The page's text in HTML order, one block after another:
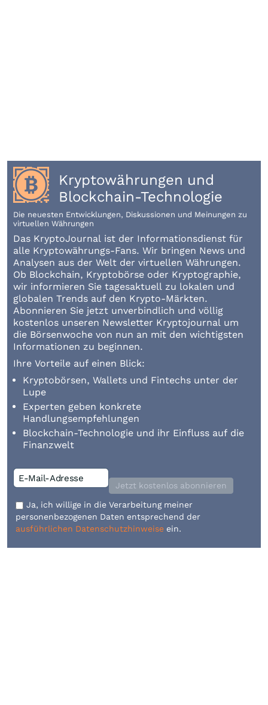
Kryptowährungen und
Blockchain-Technologie
Die neuesten Entwicklungen, Diskussionen und Meinungen zu
virtuellen Währungen
Das KryptoJournal ist der Informationsdienst für
alle Kryptowährungs-Fans. Wir bringen News und
Analysen aus der Welt der virtuellen Währungen.
Ob Blockchain, Kryptobörse oder Kryptographie,
wir informieren Sie tagesaktuell zu lokalen und
globalen Trends auf den Krypto-Märkten.
Abonnieren Sie jetzt unverbindlich und völlig
kostenlos unseren Newsletter Kryptojournal um
die Börsenwoche von nun an mit den wichtigsten
Informationen zu beginnen.
Ihre Vorteile auf einen Blick:
Kryptobörsen, Wallets und Fintechs unter der
Lupe
Experten geben konkrete
Handlungsempfehlungen
Blockchain-Technologie und ihr Einfluss auf die
Finanzwelt
Jetzt kostenlos abonnieren
Ja, ich willige in die Verarbeitung meiner
personenbezogenen Daten entsprechend der
ausführlichen Datenschutzhinweise ein.